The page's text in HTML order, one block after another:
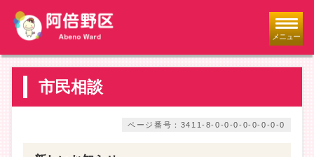
メニュー
市民相談
ページ番号：3411-8-0-0-0-0-0-0-0-0